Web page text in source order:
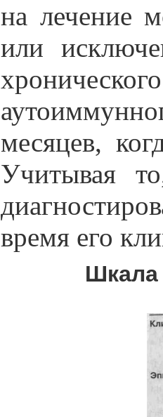
на лечение
или
месяцев,
Учитывая
время его
Шкала